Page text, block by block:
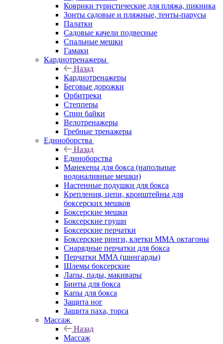
Коврики туристические для пляжа, пикника
Зонты садовые и пляжные, тенты-парусы
Палатки
Садовые качели подвесные
Спальные мешки
Гамаки
Кардиотренажеры
Назад
Кардиотренажеры
Беговые дорожки
Орбитреки
Степперы
Спин байки
Велотренажеры
Гребные тренажеры
Единоборства
Назад
Единоборства
Манекены для бокса (напольные
водоналивные мешки)
Настенные подушки для бокса
Крепления, цепи, кронштейны для
боксерских мешков
Боксерские мешки
Боксерские груши
Боксерские перчатки
Боксерские ринги, клетки ММА октагоны
Снарядные перчатки для бокса
Перчатки MMA (шингарды)
Шлемы боксерские
Лапы, пады, макивары
Бинты для бокса
Капы для бокса
Защита ног
Защита паха, торса
Массаж
Назад
Массаж